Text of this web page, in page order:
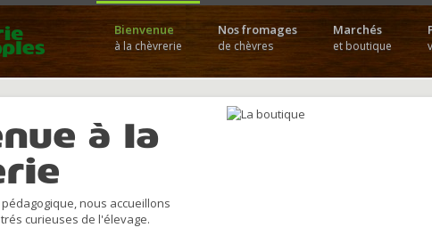
Bienvenue
à la chèvrerie
Nos fromages
de chèvres
Marchés
et boutique
à la
nous accueillons
curieuses de l'élevage.